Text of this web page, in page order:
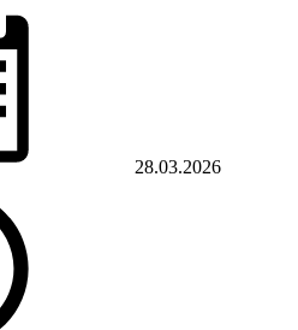
28.03.2026